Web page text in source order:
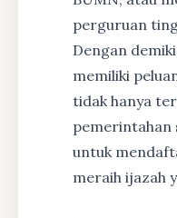
perguruan
Dengan
memiliki
tidak hanya
pemerintahan
untuk
meraih ijazah